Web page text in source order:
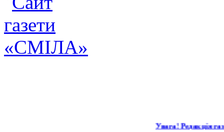
Увага! Редакція